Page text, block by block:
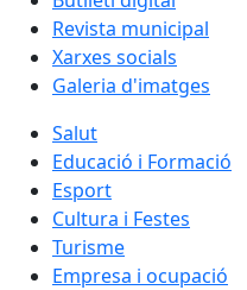
Revista municipal
Xarxes socials
Galeria d'imatges
Salut
Educació i Formació
Esport
Cultura i Festes
Turisme
Empresa i ocupació